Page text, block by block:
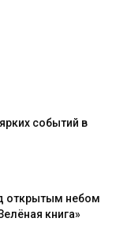
событий в
открытым небом
книга»